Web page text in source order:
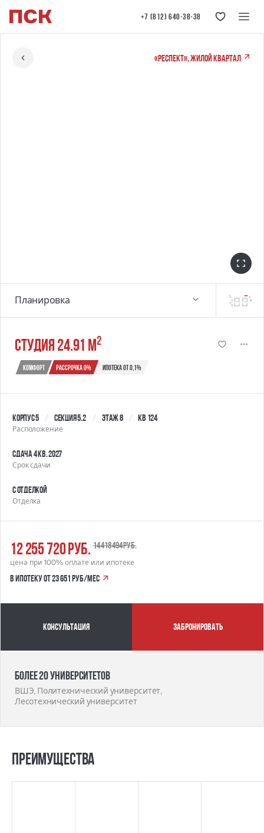
+7 (812) 640-38-38
студия 24.91 м2
Комфорт Рассрочка 0% Ипотека от 0,1%
Корпус 5 Секция 5.2 Этаж 8 Кв 124
Расположение
Сдача 4 кв. 2027
Срок сдачи
С отделкой
Отделка
12 255 720 руб. 14 418 494 руб.
цена при 100% оплате или ипотеке
в ипотеку от 23 651 руб/мес
Консультация забронировать
Более 20 университетов
ВШЭ, Политехнический университет,
Лесотехнический университет
«РЕСПЕКТ», жилой квартал
Планировка
Преимущества